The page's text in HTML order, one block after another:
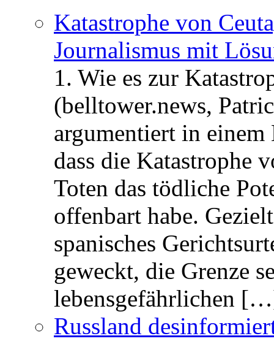
Katastrophe von
Journalismus mit
1. Wie es zur
(belltower.news,
argumentiert in
dass die Katastrophe
Toten das tödliche
offenbart habe.
spanisches
geweckt, die Grenze
lebensgefährlichen
Russland